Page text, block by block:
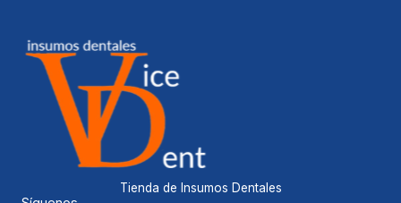
Tienda de Insumos Dentales